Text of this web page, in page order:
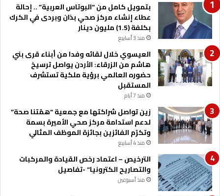
بتمويل كامل من “البوتاس العربية” .. إحالة
عطاء إنشاء مركز صحي بذان وبردى في الكرك
بكلفة (1.5) مليون دينار
منذ 3 أسابيع
العيسوي خلال لقائه وفدا من أبناء قرى بني
هاشم من الزرقاء: الأردن يواصل ترسيخ
حضوره العالمي برؤية ملكية تستشرف
المستقبل
منذ 7 أيام
زين تواصل شراكتها مع جمعية “همّتنا صحة”
لدعم استدامة مركز صحي الأميرة بسمة
وتكرّم الفائزين بجائزة الموظف المثالي
منذ 4 أسابيع
الترخيص – اعتماد رخص القيادة والمركبات
والتصاريح الكترونيا” -تفاصيل
منذ أسبوعين